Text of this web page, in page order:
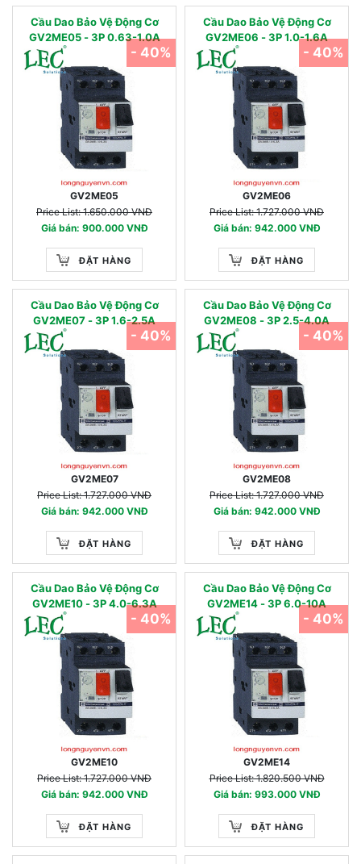
Cầu Dao Bảo Vệ Động Cơ
GV2ME05 - 3P 0.63-1.0A
GV2ME05
Price List: 1.650.000 VNĐ
Giá bán: 900.000 VNĐ
ĐẶT HÀNG
- 40%
Cầu Dao Bảo Vệ Động Cơ
GV2ME06 - 3P 1.0-1.6A
GV2ME06
Price List: 1.727.000 VNĐ
Giá bán: 942.000 VNĐ
ĐẶT HÀNG
- 40%
Cầu Dao Bảo Vệ Động Cơ
GV2ME07 - 3P 1.6-2.5A
GV2ME07
Price List: 1.727.000 VNĐ
Giá bán: 942.000 VNĐ
ĐẶT HÀNG
- 40%
Cầu Dao Bảo Vệ Động Cơ
GV2ME08 - 3P 2.5-4.0A
GV2ME08
Price List: 1.727.000 VNĐ
Giá bán: 942.000 VNĐ
ĐẶT HÀNG
- 40%
Cầu Dao Bảo Vệ Động Cơ
GV2ME10 - 3P 4.0-6.3A
GV2ME10
Price List: 1.727.000 VNĐ
Giá bán: 942.000 VNĐ
ĐẶT HÀNG
- 40%
Cầu Dao Bảo Vệ Động Cơ
GV2ME14 - 3P 6.0-10A
GV2ME14
Price List: 1.820.500 VNĐ
Giá bán: 993.000 VNĐ
ĐẶT HÀNG
- 40%